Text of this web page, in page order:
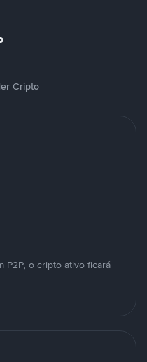
Cripto
P2P, o cripto ativo ficará